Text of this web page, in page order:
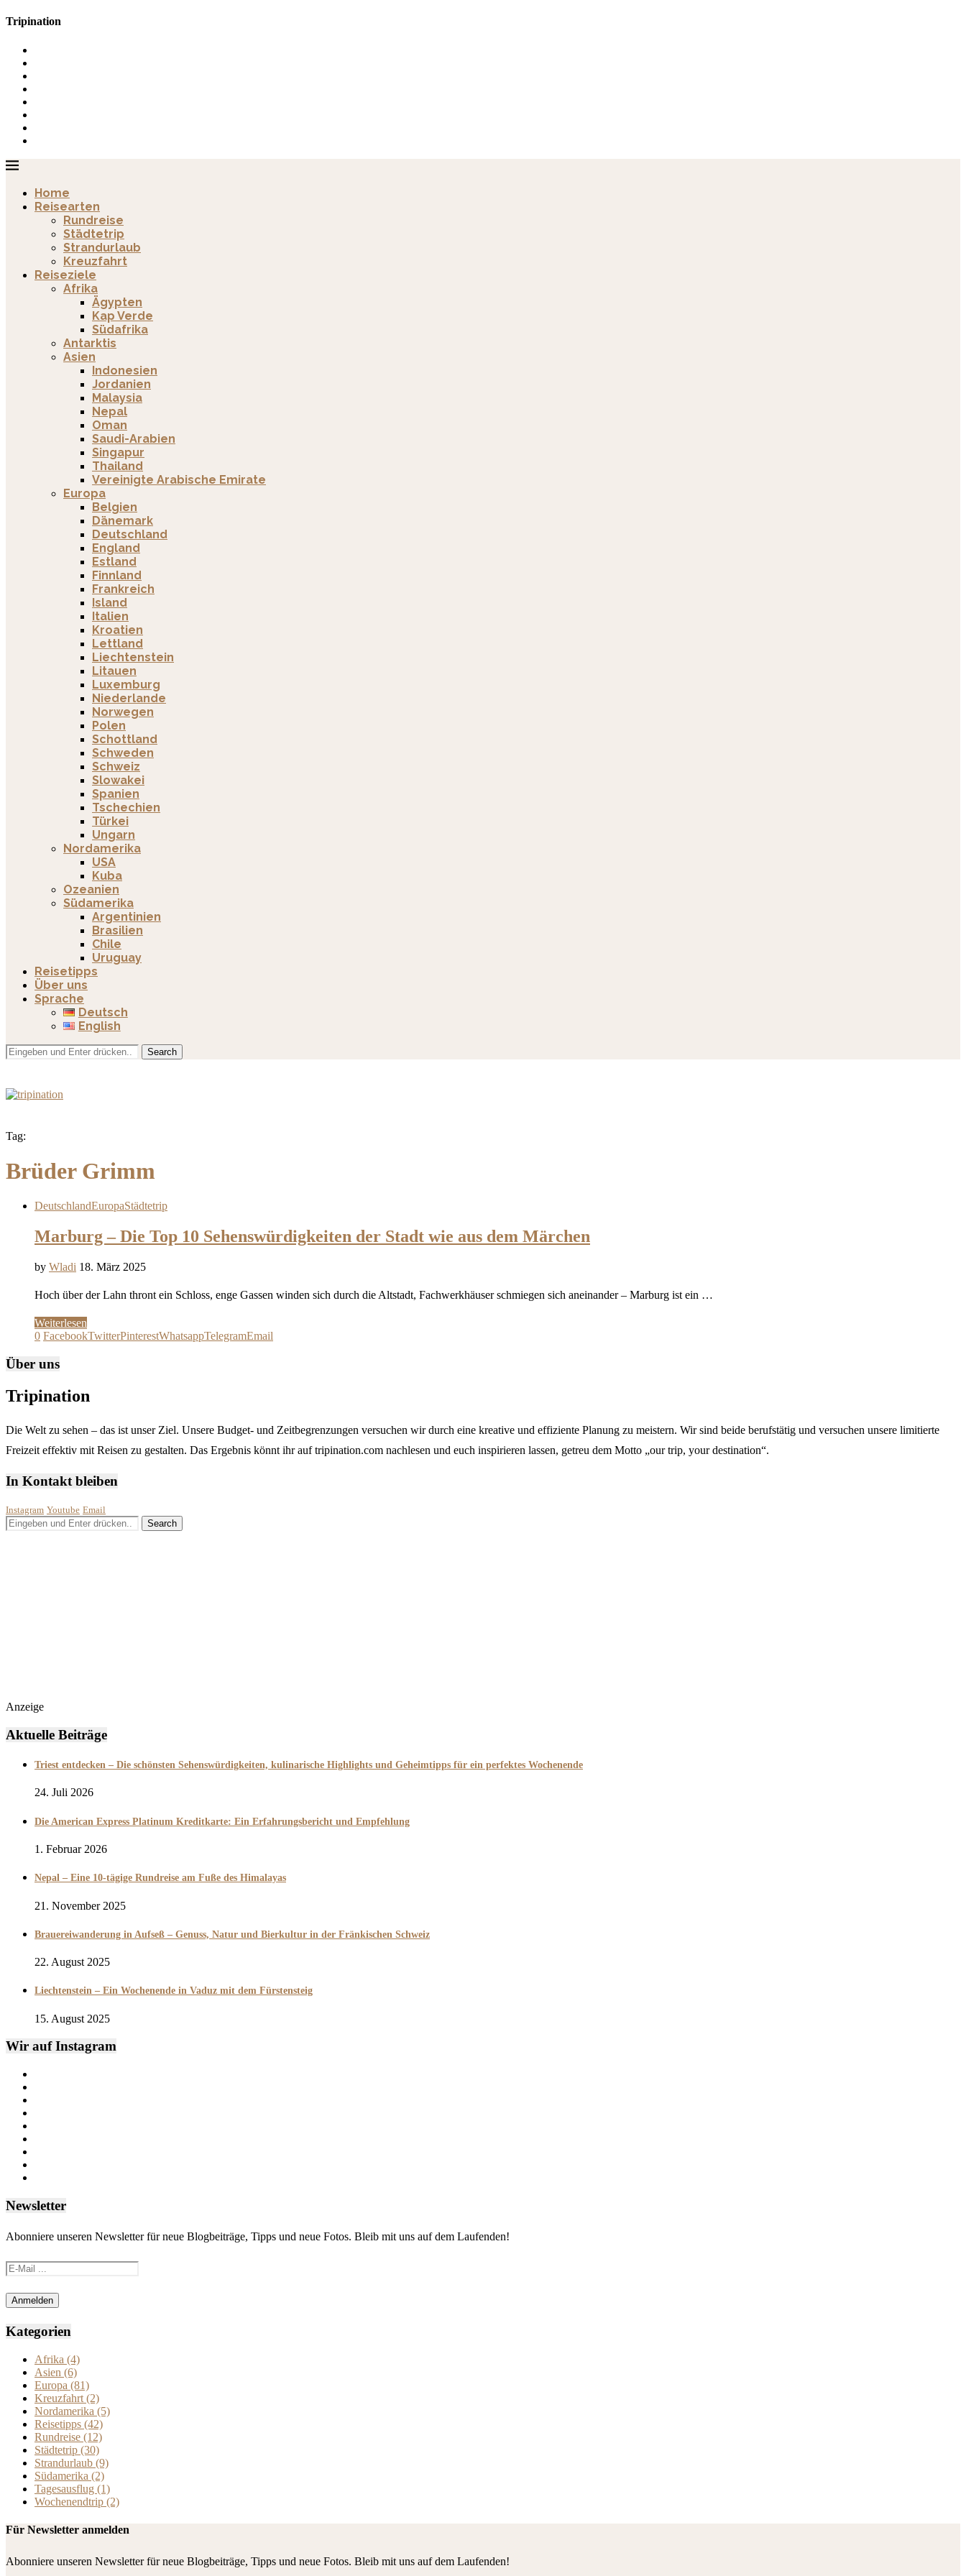
Tripination
Home
Reisearten
Rundreise
Städtetrip
Strandurlaub
Kreuzfahrt
Reiseziele
Afrika
Ägypten
Kap Verde
Südafrika
Antarktis
Asien
Indonesien
Jordanien
Malaysia
Nepal
Oman
Saudi-Arabien
Singapur
Thailand
Vereinigte Arabische Emirate
Europa
Belgien
Dänemark
Deutschland
England
Estland
Finnland
Frankreich
Island
Italien
Kroatien
Lettland
Liechtenstein
Litauen
Luxemburg
Niederlande
Norwegen
Polen
Schottland
Schweden
Schweiz
Slowakei
Spanien
Tschechien
Türkei
Ungarn
Nordamerika
USA
Kuba
Ozeanien
Südamerika
Argentinien
Brasilien
Chile
Uruguay
Reisetipps
Über uns
Sprache
Deutsch
English
Search
Tag:
Brüder Grimm
DeutschlandEuropaStädtetrip
Marburg – Die Top 10 Sehenswürdigkeiten der Stadt wie aus dem Märchen
by Wladi 18. März 2025
Hoch über der Lahn thront ein Schloss, enge Gassen winden sich durch die Altstadt, Fachwerkhäuser schmiegen sich aneinander – Marburg ist ein …
Weiterlesen
0 FacebookTwitterPinterestWhatsappTelegramEmail
Über uns
Tripination
Die Welt zu sehen – das ist unser Ziel. Unsere Budget- und Zeitbegrenzungen versuchen wir durch eine kreative und effiziente Planung zu meistern. Wir sind beide berufstätig und versuchen unsere limitierte
Freizeit effektiv mit Reisen zu gestalten. Das Ergebnis könnt ihr auf tripination.com nachlesen und euch inspirieren lassen, getreu dem Motto „our trip, your destination“.
In Kontakt bleiben
Instagram Youtube Email
Anzeige
Aktuelle Beiträge
Triest entdecken – Die schönsten Sehenswürdigkeiten, kulinarische Highlights und Geheimtipps für ein perfektes Wochenende
24. Juli 2026
Die American Express Platinum Kreditkarte: Ein Erfahrungsbericht und Empfehlung
1. Februar 2026
Nepal – Eine 10-tägige Rundreise am Fuße des Himalayas
21. November 2025
Brauereiwanderung in Aufseß – Genuss, Natur und Bierkultur in der Fränkischen Schweiz
22. August 2025
Liechtenstein – Ein Wochenende in Vaduz mit dem Fürstensteig
15. August 2025
Wir auf Instagram
Newsletter
Abonniere unseren Newsletter für neue Blogbeiträge, Tipps und neue Fotos. Bleib mit uns auf dem Laufenden!
Kategorien
Afrika (4)
Asien (6)
Europa (81)
Kreuzfahrt (2)
Nordamerika (5)
Reisetipps (42)
Rundreise (12)
Städtetrip (30)
Strandurlaub (9)
Südamerika (2)
Tagesausflug (1)
Wochenendtrip (2)
Für Newsletter anmelden
Abonniere unseren Newsletter für neue Blogbeiträge, Tipps und neue Fotos. Bleib mit uns auf dem Laufenden!